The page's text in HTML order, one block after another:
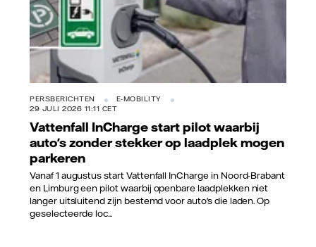
PERSBERICHTEN
E-MOBILITY
29 JULI 2026 11:11 CET
Vattenfall InCharge start pilot waarbij
auto's zonder stekker op laadplek mogen
parkeren
Vanaf 1 augustus start Vattenfall InCharge in Noord-Brabant
en Limburg een pilot waarbij openbare laadplekken niet
langer uitsluitend zijn bestemd voor auto's die laden. Op
geselecteerde loc...